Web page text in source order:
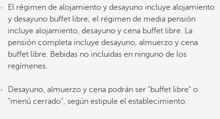
El régimen de alojamiento y desayuno incluye alojamiento
y desayuno buffet libre; el régimen de media pensión
incluye alojamiento, desayuno y cena buffet libre. La
pensión completa incluye desayuno, almuerzo y cena
buffet libre. Bebidas no incluidas en ninguno de los
regímenes.
Desayuno, almuerzo y cena podrán ser "buffet libre" o
"menú cerrado", según estipule el establecimiento.